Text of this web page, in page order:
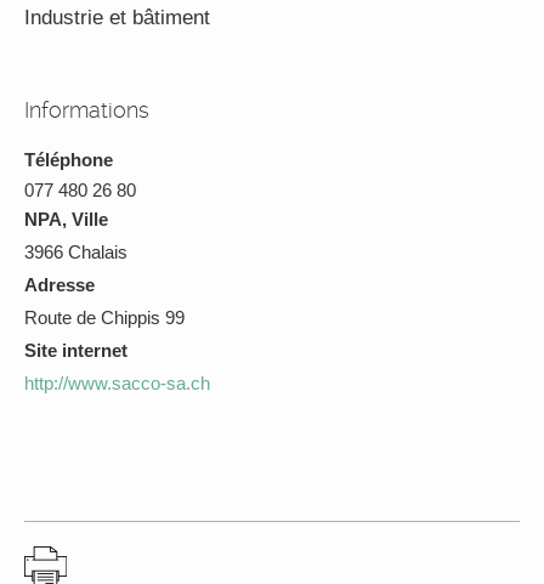
Industrie et bâtiment
Informations
Téléphone
077 480 26 80
NPA, Ville
3966 Chalais
Adresse
Route de Chippis 99
Site internet
http://www.sacco-sa.ch